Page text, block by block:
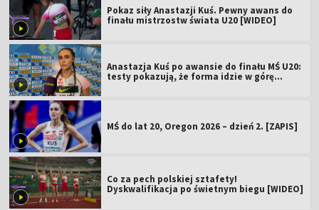
Pokaz siły Anastazji Kuś. Pewny awans do
finału mistrzostw świata U20 [WIDEO]
Anastazja Kuś po awansie do finału MŚ U20:
testy pokazują, że forma idzie w górę
MŚ do lat 20, Oregon 2026 – dzień 2. [ZAPIS]
Co za pech polskiej sztafety!
Dyskwalifikacja po świetnym biegu [WIDEO]